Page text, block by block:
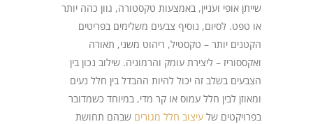
שייתן אופי ועניין, באמצעות טקסטורה, גוון כהה יותר
או טפט. לסיום, נוסיף צבעים משלימים בפריטים
הקטנים יותר – טקסטיל, ריהוט משני, תאורה
ואקססוריז – ליצירת עומק והרמוניה. שילוב נכון בין
הצבעים בשלב זה יכול להיות ההבדל בין חלל נעים
ומאוזן לבין חלל עמוס או קר מדי, במיוחד כשמדובר
בפרויקטים של עיצוב חלל מגורים שבהם תחושת